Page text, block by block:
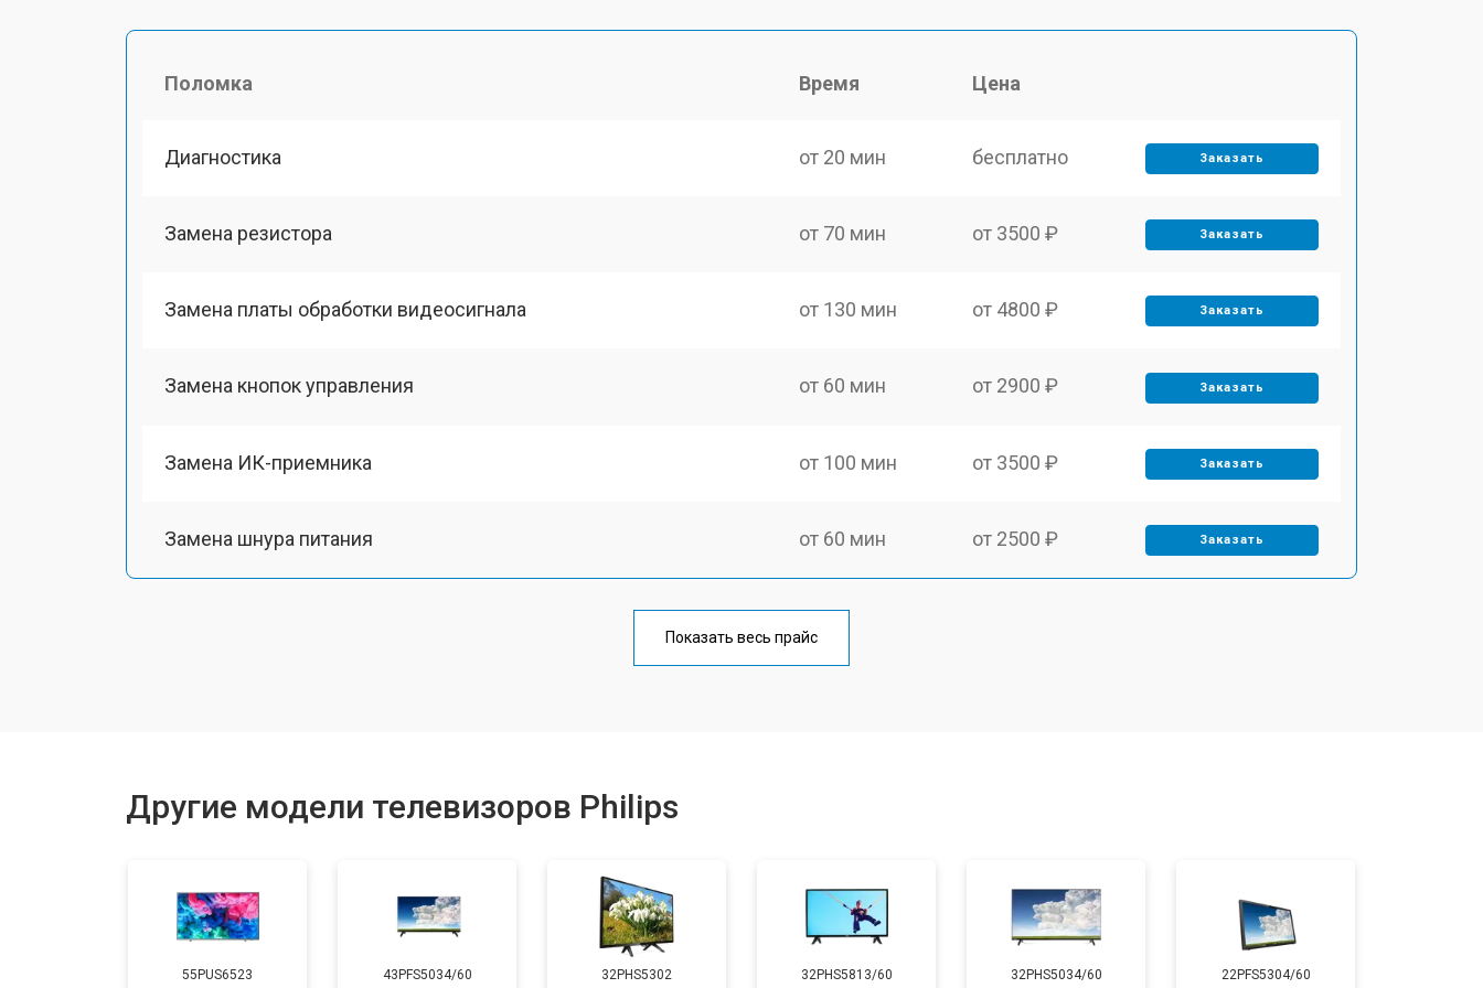
Поломка Время Цена
Диагностика от 20 мин бесплатно Заказать
Замена резистора от 70 мин от 3500 ₽ Заказать
Замена платы обработки видеосигнала от 130 мин от 4800 ₽ Заказать
Замена кнопок управления от 60 мин от 2900 ₽ Заказать
Замена ИК-приемника от 100 мин от 3500 ₽ Заказать
Замена шнура питания от 60 мин от 2500 ₽ Заказать
от 90 мин
Замена HDMI порта от 80 мин от 2600 ₽ Заказать
Показать весь прайс
Другие модели телевизоров Philips
55PUS6523 43PFS5034/60 32PHS5302 32PHS5813/60 32PHS5034/60 22PFS5304/60